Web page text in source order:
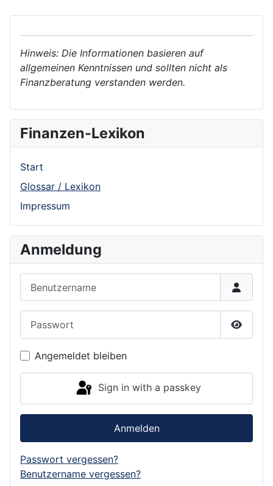
Hinweis: Die Informationen basieren auf
allgemeinen Kenntnissen und sollten nicht als
Finanzberatung verstanden werden.
Finanzen-Lexikon
Start
Glossar / Lexikon
Impressum
Anmeldung
Show
Angemeldet bleiben
Sign in with a passkey
Anmelden
Passwort vergessen?
Benutzername vergessen?